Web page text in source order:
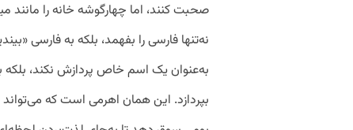
صحبت کنند، اما چهارگوشه خانه را مانند
نه‌تنها فارسی را بفهمد، بلکه به فارسی
به‌عنوان یک اسم خاص پردازش نکند،
بپردازد. این همان اهرمی است که